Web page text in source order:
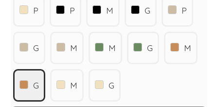
P P M G P
G M M G M
G M G